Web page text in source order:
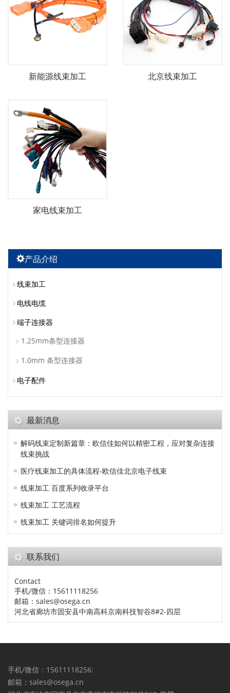
新能源线束加工 北京线束加工
家电线束加工
产品介绍
线束加工
电线电缆
端子连接器
1.25mm条型连接器
1.0mm 条型连接器
电子配件
最新消息
解码线束定制新篇章：欧信佳如何以精密工程，应对复杂连接
线束挑战
医疗线束加工的具体流程-欧信佳北京电子线束
线束加工 百度系列收录平台
线束加工 工艺流程
线束加工 关键词排名如何提升
联系我们
Contact
手机/微信：15611118256
邮箱：sales@osega.cn
河北省廊坊市固安县中南高科京南科技智谷8#2-四层
手机/微信：15611118256:
邮箱：sales@osega.cn